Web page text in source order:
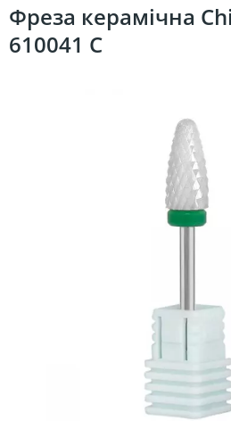
Фреза керамічна
610041 C